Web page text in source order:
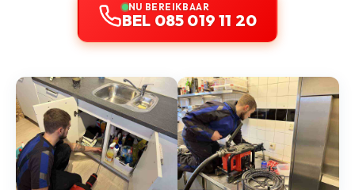
NU BEREIKBAAR
BEL 085 019 11 20